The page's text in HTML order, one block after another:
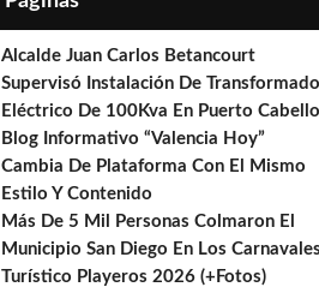
Alcalde Juan Carlos Betancourt
Supervisó Instalación De
Eléctrico De 100Kva En Puerto Cabello
Blog Informativo “Valencia Hoy”
Cambia De Plataforma Con El Mismo
Estilo Y Contenido
Más De 5 Mil Personas Colmaron El
Municipio San Diego En Los Carnavales
Turístico Playeros 2026 (+Fotos)